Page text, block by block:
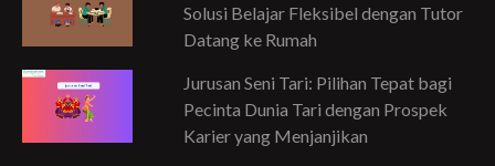
Solusi Belajar Fleksibel dengan Tutor
Datang ke Rumah
Jurusan Seni Tari: Pilihan Tepat bagi
Pecinta Dunia Tari dengan Prospek
Karier yang Menjanjikan